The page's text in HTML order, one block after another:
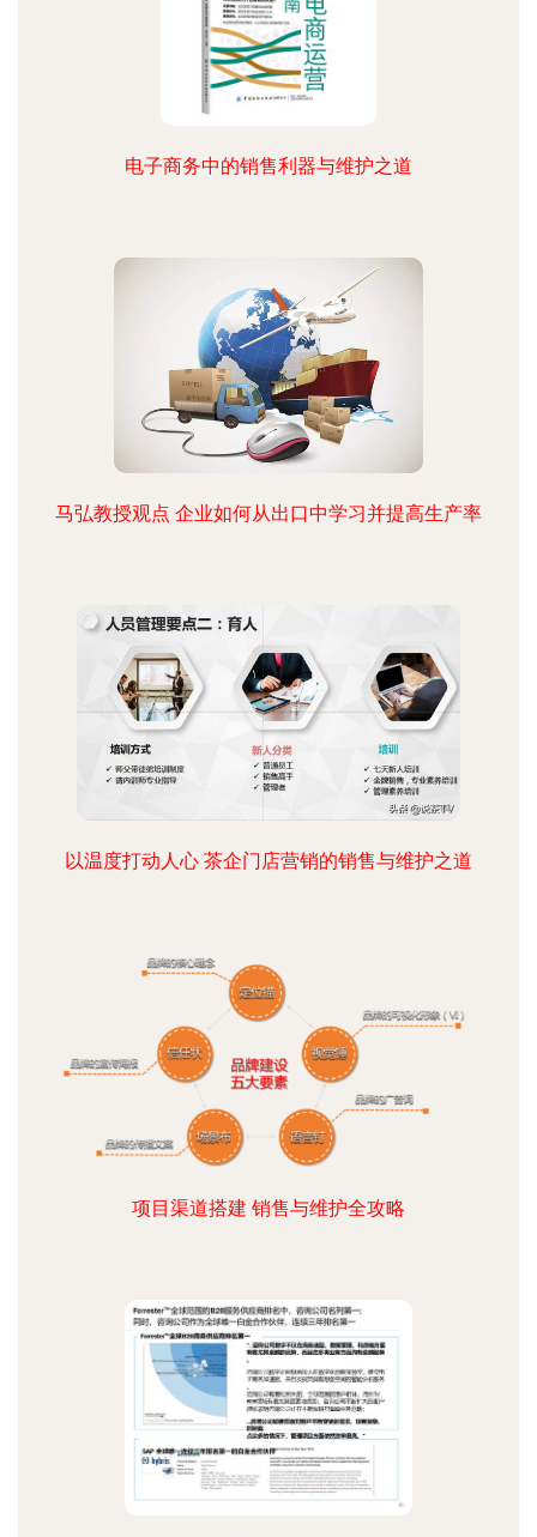
电子商务中的销售利器与维护之道
马弘教授观点 企业如何从出口中学习并提高生产率
以温度打动人心 茶企门店营销的销售与维护之道
项目渠道搭建 销售与维护全攻略